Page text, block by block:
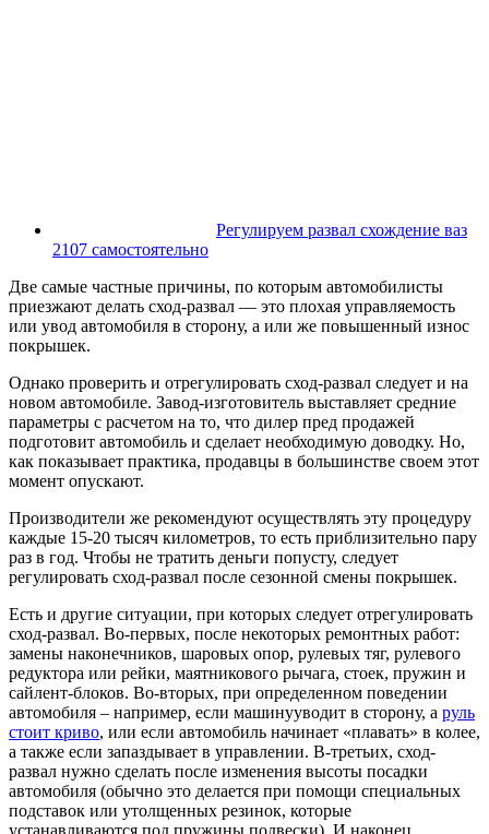
Регулируем развал схождение ваз
2107 самостоятельно
Две самые частные причины, по которым автомобилисты
приезжают делать сход-развал — это плохая управляемость
или увод автомобиля в сторону, а или же повышенный износ
покрышек.
Однако проверить и отрегулировать сход-развал следует и на
новом автомобиле. Завод-изготовитель выставляет средние
параметры с расчетом на то, что дилер пред продажей
подготовит автомобиль и сделает необходимую доводку. Но,
как показывает практика, продавцы в большинстве своем этот
момент опускают.
Производители же рекомендуют осуществлять эту процедуру
каждые 15-20 тысяч километров, то есть приблизительно пару
раз в год. Чтобы не тратить деньги попусту, следует
регулировать сход-развал после сезонной смены покрышек.
Есть и другие ситуации, при которых следует отрегулировать
сход-развал. Во-первых, после некоторых ремонтных работ:
замены наконечников, шаровых опор, рулевых тяг, рулевого
редуктора или рейки, маятникового рычага, стоек, пружин и
сайлент-блоков. Во-вторых, при определенном поведении
автомобиля – например, если машинууводит в сторону, а руль
стоит криво, или если автомобиль начинает «плавать» в колее,
а также если запаздывает в управлении. В-третьих, сход-
развал нужно сделать после изменения высоты посадки
автомобиля (обычно это делается при помощи специальных
подставок или утолщенных резинок, которые